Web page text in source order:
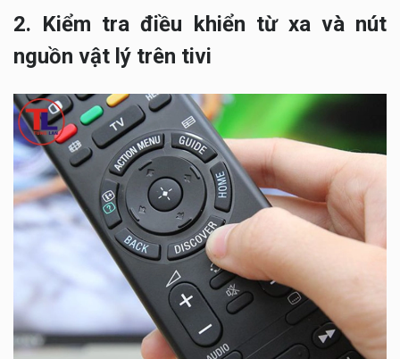
2. Kiểm tra điều khiển từ xa và nút
nguồn vật lý trên tivi